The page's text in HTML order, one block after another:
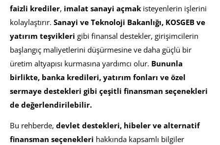
faizli krediler, imalat sanayi açmak isteyenlerin işlerini
kolaylaştırır. Sanayi ve Teknoloji Bakanlığı, KOSGEB ve
yatırım teşvikleri gibi finansal destekler, girişimcilerin
başlangıç maliyetlerini düşürmesine ve daha güçlü bir
üretim altyapısı kurmasına yardımcı olur. Bununla
birlikte, banka kredileri, yatırım fonları ve özel
sermaye destekleri gibi çeşitli finansman seçenekleri
de değerlendirilebilir.
Bu rehberde, devlet destekleri, hibeler ve alternatif
finansman seçenekleri hakkında kapsamlı bilgiler